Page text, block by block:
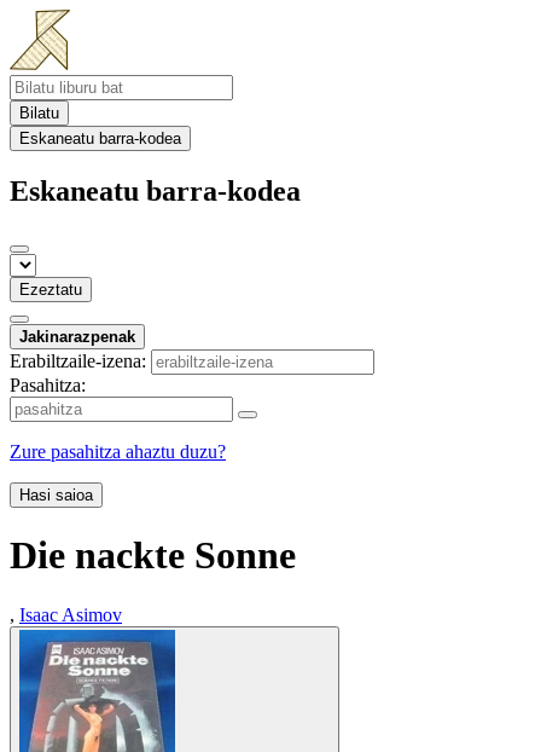
Bilatu
Eskaneatu barra-kodea
Eskaneatu barra-kodea
Ezeztatu
Jakinarazpenak
Erabiltzaile-izena:
Pasahitza:
Zure pasahitza ahaztu duzu?
Hasi saioa
Die nackte Sonne
, Isaac Asimov